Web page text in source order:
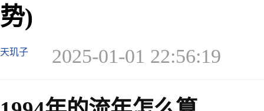
势)
天玑子 2025-01-01 22:56:19